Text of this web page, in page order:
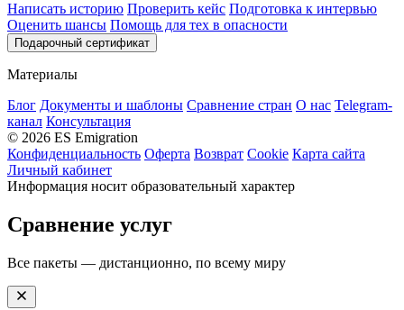
Написать историю Проверить кейс Подготовка к интервью
Оценить шансы Помощь для тех в опасности
Подарочный сертификат
Материалы
Блог Документы и шаблоны Сравнение стран О нас Telegram-
канал Консультация
© 2026 ES Emigration
Конфиденциальность Оферта Возврат Cookie Карта сайта
Личный кабинет
Информация носит образовательный характер
Сравнение услуг
Все пакеты — дистанционно, по всему миру